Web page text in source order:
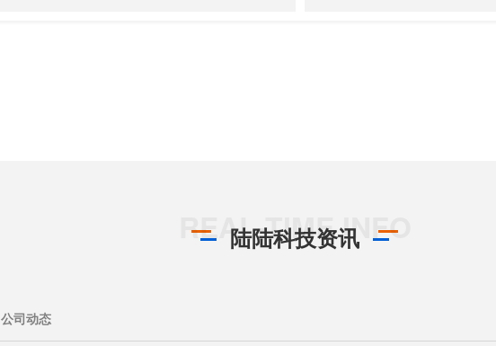
陆陆科技资讯
公司动态